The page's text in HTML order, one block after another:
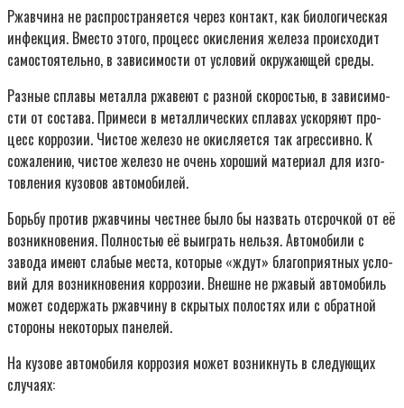
Ржав­чи­на не рас­про­стра­ня­ет­ся через кон­такт, как био­ло­ги­че­ская
инфек­ция. Вме­сто это­го, про­цесс окис­ле­ния желе­за про­ис­хо­дит
само­сто­я­тель­но, в зави­си­мо­сти от усло­вий окру­жа­ю­щей сре­ды.
Раз­ные спла­вы метал­ла ржа­ве­ют с раз­ной ско­ро­стью, в зави­си­мо­
сти от соста­ва. При­ме­си в метал­ли­че­ских спла­вах уско­ря­ют про­
цесс кор­ро­зии. Чистое желе­зо не окис­ля­ет­ся так агрес­сив­но. К
сожа­ле­нию, чистое желе­зо не очень хоро­ший мате­ри­ал для изго­
тов­ле­ния кузо­вов авто­мо­би­лей.
Борь­бу про­тив ржав­чи­ны чест­нее было бы назвать отсроч­кой от её
воз­ник­но­ве­ния. Пол­но­стью её выиг­рать нель­зя. Авто­мо­би­ли с
заво­да име­ют сла­бые места, кото­рые «ждут» бла­го­при­ят­ных усло­
вий для воз­ник­но­ве­ния кор­ро­зии. Внешне не ржа­вый авто­мо­биль
может содер­жать ржав­чи­ну в скры­тых поло­стях или с обрат­ной
сто­ро­ны неко­то­рых пане­лей.
На кузо­ве авто­мо­би­ля кор­ро­зия может воз­ник­нуть в сле­ду­ю­щих
слу­ча­ях: